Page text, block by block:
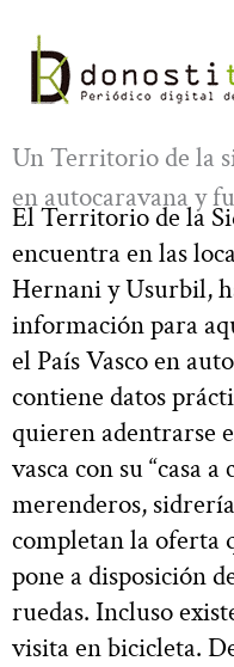
contenido
Un Territorio de la
en autocaravana y
El Territorio de la
encuentra en las
Hernani y Usurbil,
información para
el País Vasco en
contiene datos
quieren adentrarse
vasca con su “casa
merenderos,
completan la oferta
pone a disposición
ruedas. Incluso
visita en bicicleta.